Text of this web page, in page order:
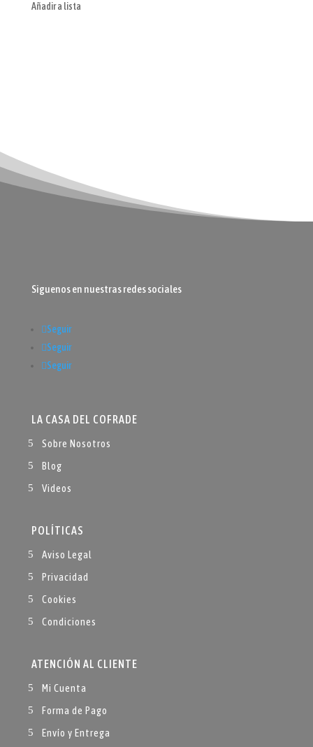
Añadir a lista
Siguenos en nuestras redes sociales
Seguir
Seguir
Seguir
LA CASA DEL COFRADE
Sobre Nosotros
Blog
Videos
POLÍTICAS
Aviso Legal
Privacidad
Cookies
Condiciones
ATENCIÓN AL CLIENTE
Mi Cuenta
Forma de Pago
Envío y Entrega